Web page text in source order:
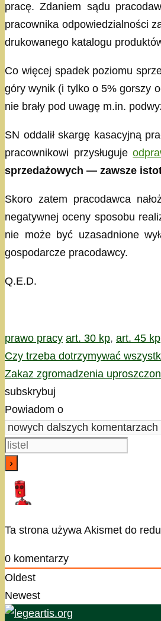
pracę. Zdaniem sądu
pracownika odpowiedzialności
drukowanego katalogu
Co więcej spadek poziomu
góry wynik (i tylko o 5% gorszy
nie brały pod uwagę m.in.
SN oddalił skargę kasacyjną
pracownikowi przysługuje
sprzedażowych — zawsze
Skoro zatem pracodawca
negatywnej oceny sposobu
nie może być uzasadnione
gospodarcze pracodawcy.
Q.E.D.
Kategorie
prawo pracy Tagi
art. 30 kp, art. 45 kp
Czy trzeba dotrzymywać
Zakaz zgromadzenia
subskrybuj
Powiadom o
Ta strona używa Akismet do
0 komentarzy
Oldest
Newest